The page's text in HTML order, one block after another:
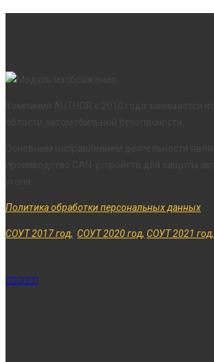
Политика обработки персональных данных
СОУТ 2017 год, СОУТ 2020 год, СОУТ 2021 год,